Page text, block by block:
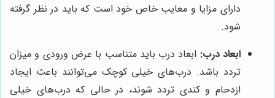
دارای مزایا و معایب خاص خود است که باید در نظر گرفته
شود.
ابعاد درب: ابعاد درب باید متناسب با عرض ورودی و میزان
تردد باشد. درب‌های خیلی کوچک می‌توانند باعث ایجاد
ازدحام و کندی تردد شوند، در حالی که درب‌های خیلی